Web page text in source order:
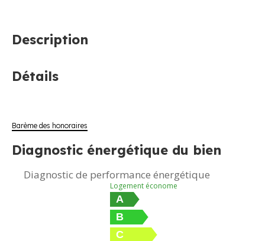
Description
Détails
Barème des honoraires
Diagnostic énergétique du bien
Diagnostic de performance énergétique
Logement économe
A
B
C